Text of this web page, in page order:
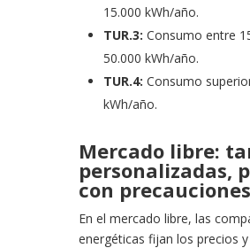
15.000 kWh/año.
TUR.3: Consumo entre
50.000 kWh/año.
TUR.4: Consumo
kWh/año.
Mercado libre:
personalizadas,
con precauciones
En el mercado libre, las
energéticas fijan los precios y